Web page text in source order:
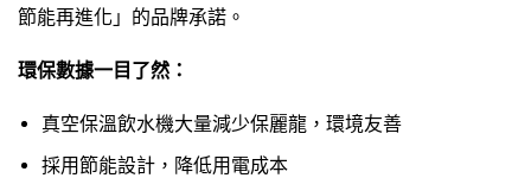
節能再進化」的品牌承諾。
環保數據一目了然：
真空保溫飲水機大量減少保麗龍，環境友善
採用節能設計，降低用電成本